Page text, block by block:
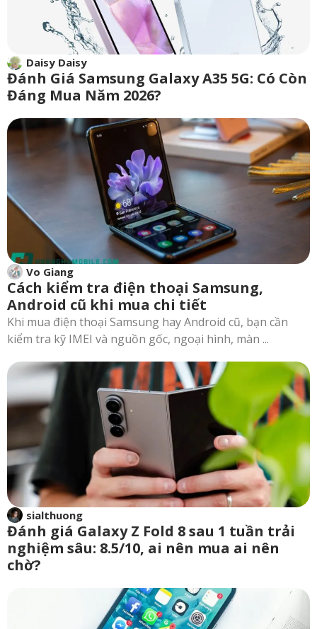
Daisy Daisy
Đánh Giá Samsung Galaxy A35 5G: Có Còn
Đáng Mua Năm 2026?
Vo Giang
Cách kiểm tra điện thoại Samsung,
Android cũ khi mua chi tiết
Khi mua điện thoại Samsung hay Android cũ, bạn cần
kiểm tra kỹ IMEI và nguồn gốc, ngoại hình, màn ...
sialthuong
Đánh giá Galaxy Z Fold 8 sau 1 tuần trải
nghiệm sâu: 8.5/10, ai nên mua ai nên
chờ?